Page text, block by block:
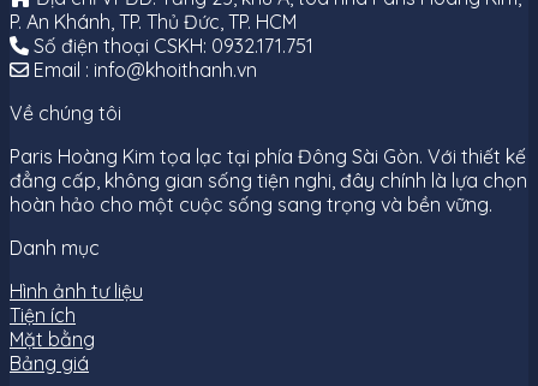
P. An Khánh, TP. Thủ Đức, TP. HCM
Số điện thoại CSKH: 0932.171.751
Email : info@khoithanh.vn
Về chúng tôi
Paris Hoàng Kim tọa lạc tại phía Đông Sài Gòn. Với thiết kế
đẳng cấp, không gian sống tiện nghi, đây chính là lựa chọn
hoàn hảo cho một cuộc sống sang trọng và bền vững.
Danh mục
Hình ảnh tư liệu
Tiện ích
Mặt bằng
Bảng giá